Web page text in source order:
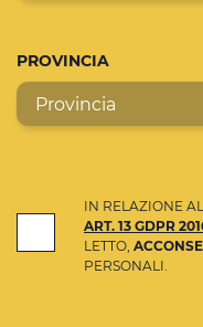
PROVINCIA
Provincia
IN RELAZIONE
ART. 13 GDPR
LETTO,
PERSONALI.